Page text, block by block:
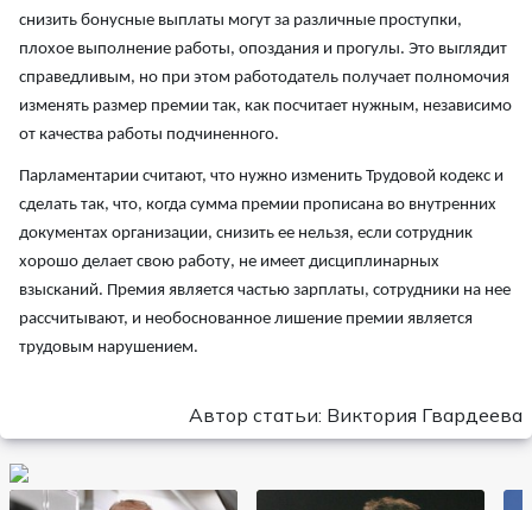
снизить бонусные выплаты могут за различные проступки,
плохое выполнение работы, опоздания и прогулы. Это выглядит
справедливым, но при этом работодатель получает полномочия
изменять размер премии так, как посчитает нужным, независимо
от качества работы подчиненного.
Парламентарии считают, что нужно изменить Трудовой кодекс и
сделать так, что, когда сумма премии прописана во внутренних
документах организации, снизить ее нельзя, если сотрудник
хорошо делает свою работу, не имеет дисциплинарных
взысканий. Премия является частью зарплаты, сотрудники на нее
рассчитывают, и необоснованное лишение премии является
трудовым нарушением.
Автор статьи: Виктория Гвардеева